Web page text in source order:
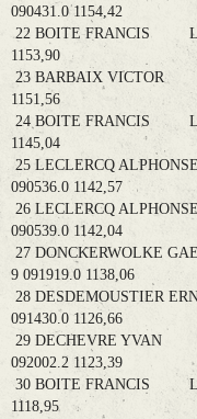
090431.0 1154,42
22 BOITE FRANCIS
1153,90
23 BARBAIX VICTOR
1151,56
24 BOITE FRANCIS
1145,04
25 LECLERCQ
090536.0 1142,57
26 LECLERCQ
090539.0 1142,04
27 DONCKERWOLKE
9 091919.0 1138,06
28 DESDEMOUSTIER
091430.0 1126,66
29 DECHEVRE YVAN
092002.2 1123,39
30 BOITE FRANCIS
1118,95